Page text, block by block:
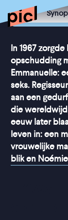
In 1967
opschudding
Emmanuelle:
seks.
aan een
die wereldwijd
eeuw later
leven in: een
vrouwelijke
blik en